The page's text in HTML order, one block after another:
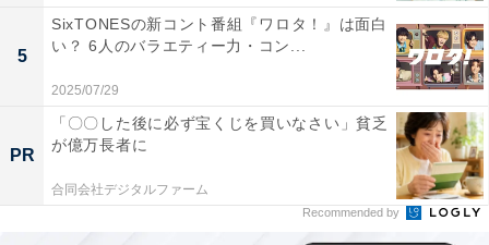
「食」をきっかけに互いを満たす2人の物語
続編に触れる前に、まずはシーズン1を軽くおさらいし
ましょう。
小食だけど料理が好きで、本当はいろいろな料理をたく
さん作りたい野本ユキ（以下、野本さん）と、誰の目も
気にすることなく、思う存分食べたい春日十々子（以
5
SixTONESの新コント番組『ワロタ！』は面白
い？ 6人のバラエティー力・コン...
2025/07/29
PR
「〇〇した後に必ず宝くじを買いなさい」貧乏
が億万長者に
合同会社デジタルファーム
Recommended by